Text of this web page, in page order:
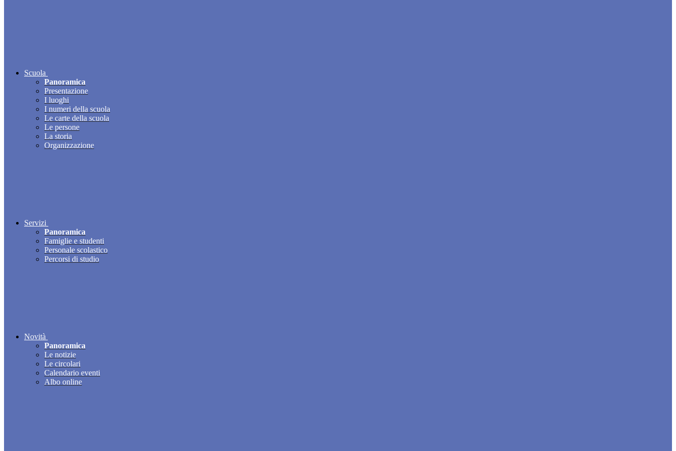
Scuola
Panoramica
Presentazione
I luoghi
I numeri della scuola
Le carte della scuola
Le persone
La storia
Organizzazione
Servizi
Panoramica
Famiglie e studenti
Personale scolastico
Percorsi di studio
Novità
Panoramica
Le notizie
Le circolari
Calendario eventi
Albo online